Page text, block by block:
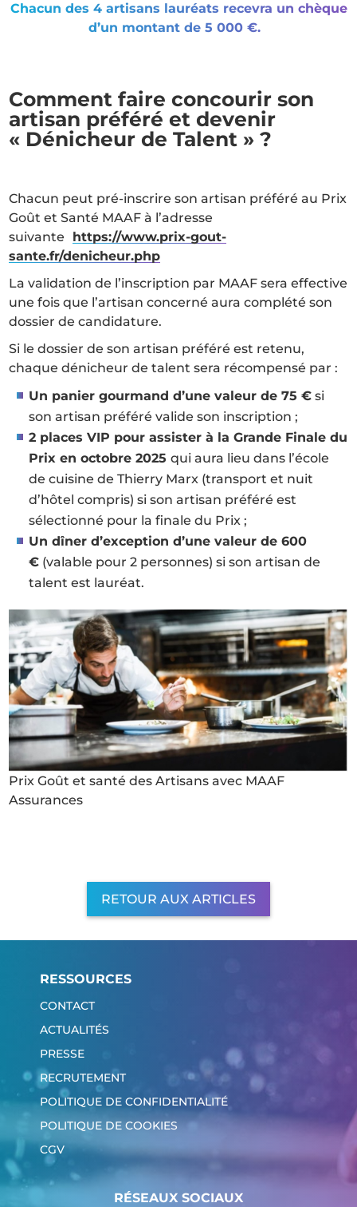
Chacun des 4 artisans lauréats recevra un chèque
d’un montant de 5 000 €.
Comment faire concourir son
artisan préféré et devenir
« Dénicheur de Talent » ?
Chacun peut pré-inscrire son artisan préféré au Prix
Goût et Santé MAAF à l’adresse
suivante
https://www.prix-gout-
sante.fr/denicheur.php
La validation de l’inscription par MAAF sera effective
une fois que l’artisan concerné aura complété son
dossier de candidature.
Si le dossier de son artisan préféré est retenu,
chaque dénicheur de talent sera récompensé par :
Un panier gourmand d’une valeur de 75 € si
son artisan préféré valide son inscription ;
2 places VIP pour assister à la Grande Finale du
Prix en octobre 2025qui aura lieu dans l’école
de cuisine de Thierry Marx (transport et nuit
d’hôtel compris) si son artisan préféré est
sélectionné pour la finale du Prix ;
Un dîner d’exception d’une valeur de 600
€ (valable pour 2 personnes) si son artisan de
talent est lauréat.
Prix Goût et santé des Artisans avec MAAF
Assurances
RETOUR AUX ARTICLES
RESSOURCES
CONTACT
ACTUALITÉS
PRESSE
RECRUTEMENT
POLITIQUE DE CONFIDENTIALITÉ
POLITIQUE DE COOKIES
CGV
RÉSEAUX SOCIAUX